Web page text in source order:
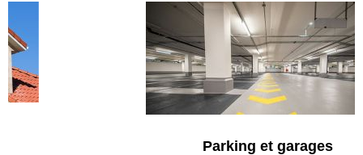
Parking et garages